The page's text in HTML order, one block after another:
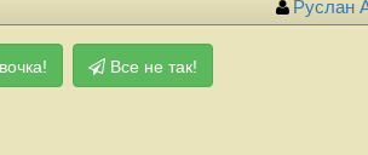
Руслан
Все не так!